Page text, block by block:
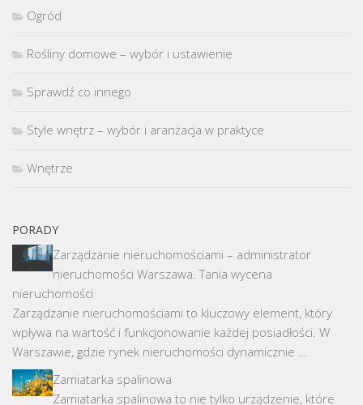
Ogród
Rośliny domowe – wybór i ustawienie
Sprawdź co innego
Style wnętrz – wybór i aranżacja w praktyce
Wnętrze
PORADY
Zarządzanie nieruchomościami – administrator
nieruchomości Warszawa. Tania wycena
nieruchomości
Zarządzanie nieruchomościami to kluczowy element, który
wpływa na wartość i funkcjonowanie każdej posiadłości. W
Warszawie, gdzie rynek nieruchomości dynamicznie …
Zamiatarka spalinowa
Zamiatarka spalinowa to nie tylko urządzenie, które